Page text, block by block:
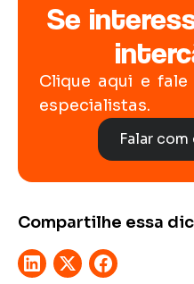
Se
Clique aqui e
especialistas.
Falar
Compartilhe essa